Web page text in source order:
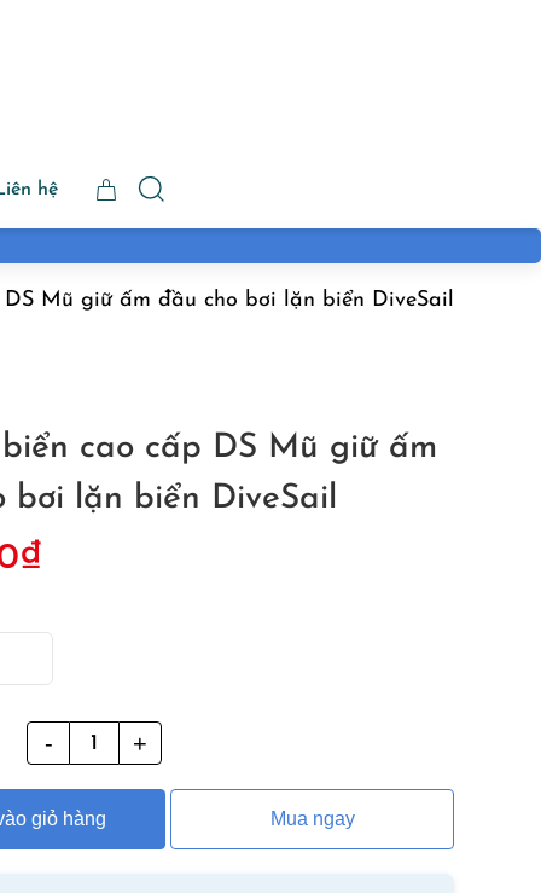
hệ
Mũ giữ ấm đầu cho bơi lặn biển DiveSail
cao cấp DS Mũ giữ ấm
bơi lặn biển DiveSail
₫
lặn
biển
cao
cấp
giỏ hàng Mua ngay